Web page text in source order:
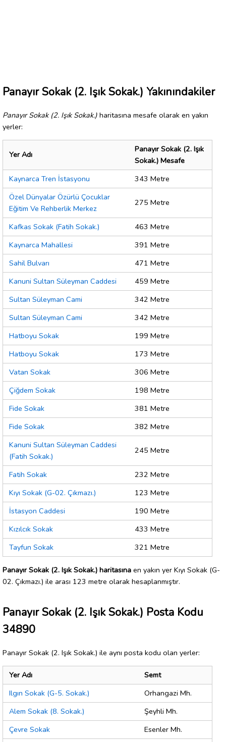
Panayır Sokak (2. Işık Sokak.) Yakınındakiler
Panayır Sokak (2. Işık Sokak.) haritasına mesafe olarak en yakın
yerler:
Yer Adı
Panayır Sokak (2. Işık
Sokak.) Mesafe
Kaynarca Tren İstasyonu
343 Metre
Özel Dünyalar Özürlü Çocuklar
Eğitim Ve Rehberlik Merkez
275 Metre
Kafkas Sokak (Fatih Sokak.)
463 Metre
Kaynarca Mahallesi
391 Metre
Sahil Bulvarı
471 Metre
Kanuni Sultan Süleyman Caddesi
459 Metre
Sultan Süleyman Cami
342 Metre
Sultan Süleyman Cami
342 Metre
Hatboyu Sokak
199 Metre
Hatboyu Sokak
173 Metre
Vatan Sokak
306 Metre
Çiğdem Sokak
198 Metre
Fide Sokak
381 Metre
Fide Sokak
382 Metre
Kanuni Sultan Süleyman Caddesi
(Fatih Sokak.)
245 Metre
Fatih Sokak
232 Metre
Kıyı Sokak (G-02. Çıkmazı.)
123 Metre
İstasyon Caddesi
190 Metre
Kızılcık Sokak
433 Metre
Tayfun Sokak
321 Metre
Panayır Sokak (2. Işık Sokak.) haritasına en yakın yer Kıyı Sokak (G-
02. Çıkmazı.) ile arası 123 metre olarak hesaplanmıştır.
Panayır Sokak (2. Işık Sokak.) Posta Kodu
34890
Panayır Sokak (2. Işık Sokak.) ile aynı posta kodu olan yerler:
Yer Adı
Semt
Ilgın Sokak (G-5. Sokak.)
Orhangazi Mh.
Alem Sokak (8. Sokak.)
Şeyhli Mh.
Çevre Sokak
Esenler Mh.